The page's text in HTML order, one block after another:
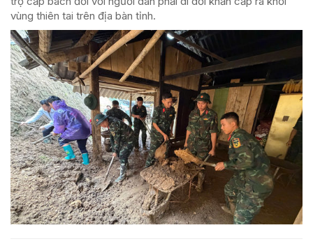
vùng thiên tai trên địa bàn tỉnh.